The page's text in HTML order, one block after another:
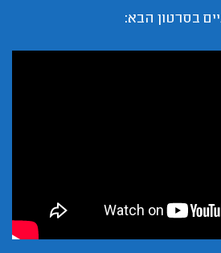
בסרטון הבא: